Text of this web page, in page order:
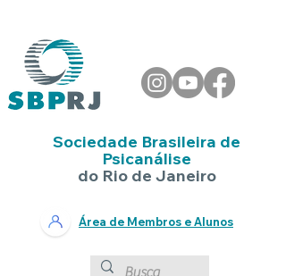
Sociedade Brasileira de
Psicanálise
do Rio de Janeiro
Área de Membros e Alunos